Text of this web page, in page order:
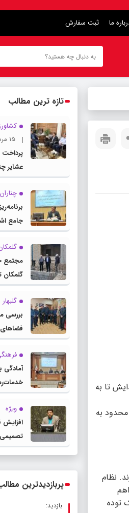
ما ثبت سفارش
تا به
محدود به
نظام
توده
تازه ترین مطالب
15 مرداد 1405
عشایر
چناران
جامع
چناران
مجتمع
گلمکان
می‌رسد
گلبهار
بررسی
آموزش
صفر در
ویژه
افزایش
دولت،
پربازدیدترین
بازدید: